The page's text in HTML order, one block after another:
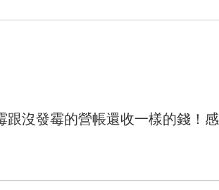
沒發霉的營帳還收一樣的錢！感